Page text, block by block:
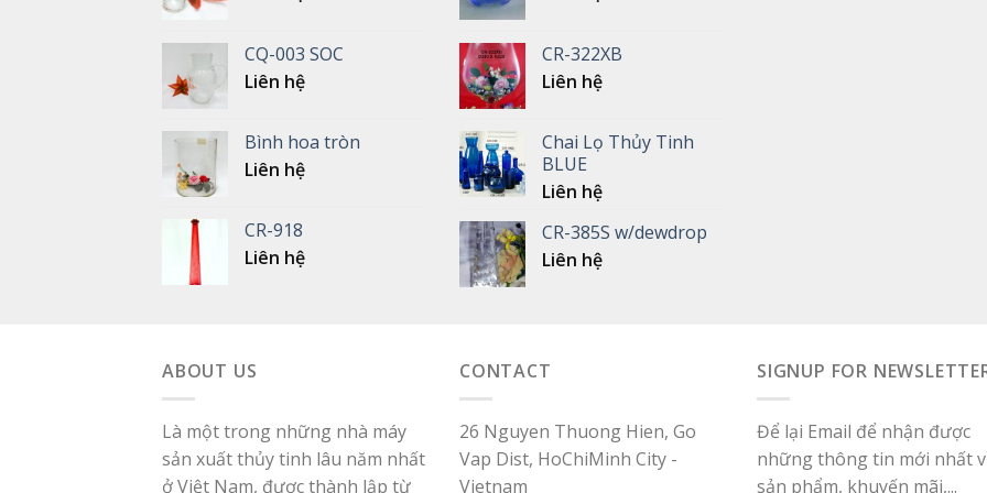
CQ-003 SOC
Liên hệ
Bình hoa tròn
Liên hệ
CR-918
Liên hệ
CR-322XB
Liên hệ
Chai Lọ Thủy Tinh
BLUE
Liên hệ
CR-385S w/dewdrop
Liên hệ
ABOUT US
Là một trong những nhà máy
sản xuất thủy tinh lâu năm nhất
ở Việt Nam, được thành lập từ
CONTACT
26 Nguyen Thuong Hien, Go
Vap Dist, HoChiMinh City -
Vietnam
SIGNUP FOR
Để lại Email để nhận được
những thông tin mới nhất
sản phẩm, khuyến mãi,...